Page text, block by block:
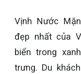
Vịnh Nước
đẹp nhất của
biển trong
trưng. Du